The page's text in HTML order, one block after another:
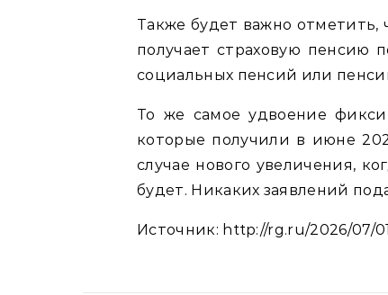
Также будет важно отметить,
получает страховую пенсию
социальных пенсий или
То же самое удвоение
которые получили в июне
случае нового увеличения,
будет. Никаких заявлений
Источник: http://rg.ru/2026/07/